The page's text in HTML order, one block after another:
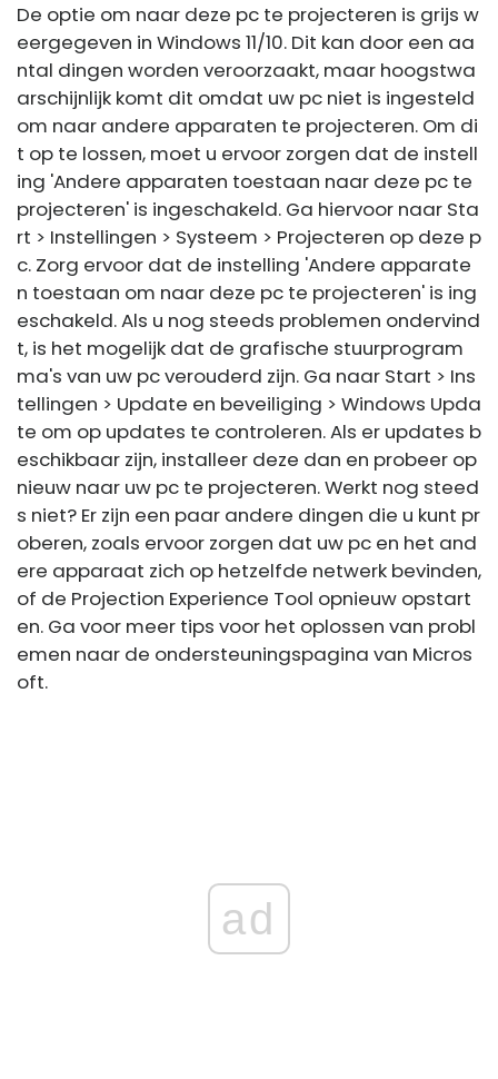
De optie om naar deze pc te projecteren is grijs w
eergegeven in Windows 11/10. Dit kan door een aa
ntal dingen worden veroorzaakt, maar hoogstwa
arschijnlijk komt dit omdat uw pc niet is ingesteld
om naar andere apparaten te projecteren. Om di
t op te lossen, moet u ervoor zorgen dat de instell
ing 'Andere apparaten toestaan ​​naar deze pc te
projecteren' is ingeschakeld. Ga hiervoor naar Sta
rt > Instellingen > Systeem > Projecteren op deze p
c. Zorg ervoor dat de instelling 'Andere apparate
n toestaan ​​om naar deze pc te projecteren' is ing
eschakeld. Als u nog steeds problemen ondervind
t, is het mogelijk dat de grafische stuurprogram
ma's van uw pc verouderd zijn. Ga naar Start > Ins
tellingen > Update en beveiliging > Windows Upda
te om op updates te controleren. Als er updates b
eschikbaar zijn, installeer deze dan en probeer op
nieuw naar uw pc te projecteren. Werkt nog steed
s niet? Er zijn een paar andere dingen die u kunt pr
oberen, zoals ervoor zorgen dat uw pc en het and
ere apparaat zich op hetzelfde netwerk bevinden,
of de Projection Experience Tool opnieuw opstart
en. Ga voor meer tips voor het oplossen van probl
emen naar de ondersteuningspagina van Micros
oft.
ad